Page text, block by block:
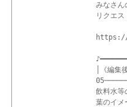
みなさん
リクエ
https://
│《編
飲料水等
葉のイメ